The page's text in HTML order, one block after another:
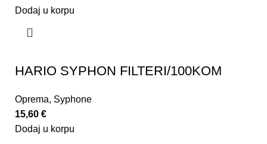
Dodaj u korpu
HARIO SYPHON FILTERI/100KOM
Oprema, Syphone
15,60 €
Dodaj u korpu